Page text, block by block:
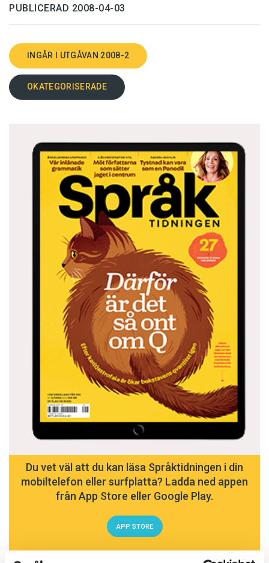
PUBLICERAD 2008-04-03
INGÅR I UTGÅVAN 2008-2
OKATEGORISERADE
Du vet väl att du kan läsa Språktidningen i din
mobiltelefon eller surfplatta? Ladda ned appen
från App Store eller Google Play.
APP STORE